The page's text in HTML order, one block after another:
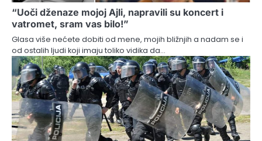
“Uoči dženaze mojoj Ajli, napravili su koncert i
vatromet, sram vas bilo!”
Glasa više nećete dobiti od mene, mojih bližnjih a nadam se i
od ostalih ljudi koji imaju toliko vidika da…